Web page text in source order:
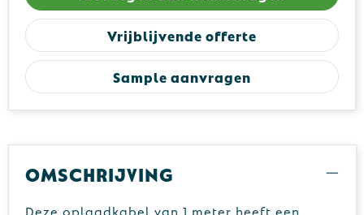
Vrijblijvende offerte
Sample aanvragen
Omschrijving
Deze oplaadkabel van 1 meter heeft een